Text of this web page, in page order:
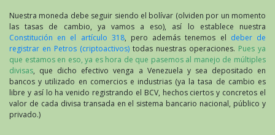
Nuestra moneda debe seguir siendo el bolívar (olviden por un momento
las tasas de cambio, ya vamos a eso), así lo establece nuestra
Constitución en el artículo 318, pero además tenemos el deber de
registrar en Petros (criptoactivos) todas nuestras operaciones. Pues ya
que estamos en eso, ya es hora de que pasemos al manejo de múltiples
divisas, que dicho efectivo venga a Venezuela y sea depositado en
bancos y utilizado en comercios e industrias (ya la tasa de cambio es
libre y así lo ha venido registrando el BCV, hechos ciertos y concretos el
valor de cada divisa transada en el sistema bancario nacional, público y
privado.)